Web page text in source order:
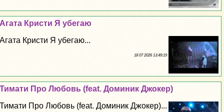
Агата Кристи Я убегаю
Агата Кристи Я убегаю...
18 07 2026 13:49:19
Тимати Про Любовь (feat. Доминик Джокер)
Тимати Про Любовь (feat. Доминик Джокер)...